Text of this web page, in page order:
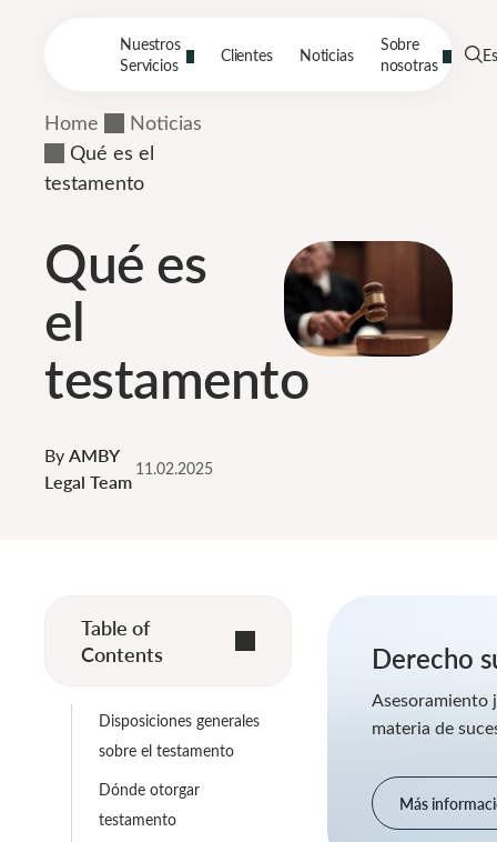
Nuestros
Servicios
Clientes Noticias
Sobre
nosotras
Es
Home
Noticias
Qué es el
testamento
Qué es
el
testamento
ByAMBY
Legal Team
11.02.2025
Table of
Contents
Disposiciones generales
sobre el testamento
Dónde otorgar
testamento
Derecho
Asesoramiento
materia de
Más